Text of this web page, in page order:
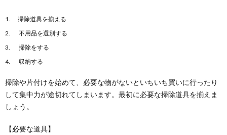
掃除道具を揃える
不用品を選別する
掃除をする
収納する
掃除や片付けを始めて、必要な物がないといちいち買いに行ったり
して集中力が途切れてしまいます。最初に必要な掃除道具を揃えま
しょう。
【必要な道具】